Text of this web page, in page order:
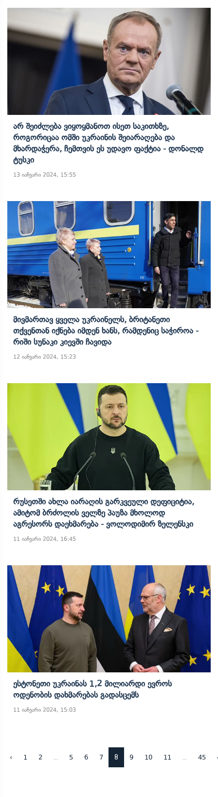
Არ Შეიძლება Ვიყოყმანოთ Ისეთ Საკითხზე,
Როგორიცაა Ომში Უკრაინის Შეიარაღება Და
Მხარდაჭერა, Ჩემთვის Ეს Უდავო Ფაქტია - Დონალდ
Ტუსკი
13 იანვარი 2024, 15:55
Მივმართავ Ყველა Უკრაინელს, Ბრიტანეთი
Თქვენთან Იქნება Იმდენ Ხანს, Რამდენიც Საჭიროა -
Რიში Სუნაკი Კიევში Ჩავიდა
12 იანვარი 2024, 15:23
Რუსეთში Ახლა Იარაღის Გარკვეული Დეფიციტია,
Ამიტომ Ბრძოლის Ველზე Პაუზა Მხოლოდ
Აგრესორს Დაეხმარება - Ვოლოდიმირ Ზელენსკი
11 იანვარი 2024, 16:45
Ესტონეთი Უკრაინას 1,2 Მილიარდი Ევროს
Ოდენობის Დახმარებას Გადასცემს
11 იანვარი 2024, 15:03
‹ 1 2 5 6 7 8 9 10 11 45